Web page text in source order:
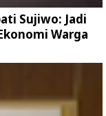
Sujiwo: Jadi
Warga